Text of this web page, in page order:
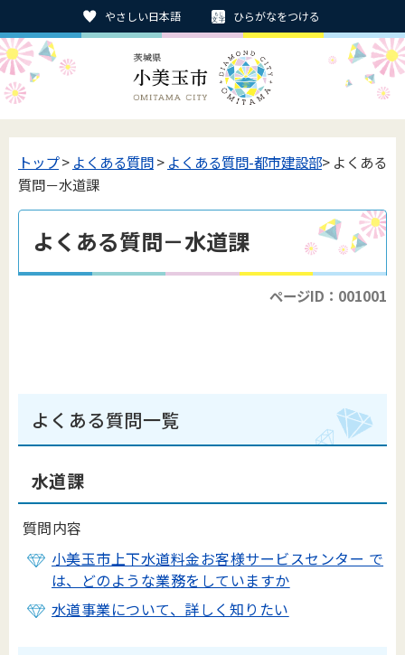
やさしい日本語 ひらがなをつける
トップ> よくある質問> よくある質問-都市建設部> よくある
質問－水道課
よくある質問－水道課
ページID：001001
よくある質問一覧
水道課
質問内容
小美玉市上下水道料金お客様サービスセンター で
は、どのような業務をしていますか
水道事業について、詳しく知りたい